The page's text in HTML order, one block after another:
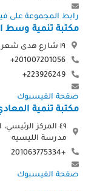
رابط المجموعة على
مكتبة تنمية وسط
١٩ شارع هدى شعراوي - متفرع من طلعت حرب- وسط البلد
201007201056+
223926249+
صفحة الفيسبوك
مكتبة تنمية
٤٩ المركز
مدرسة الليسيه
+201063775334
صفحة الفيسبوك